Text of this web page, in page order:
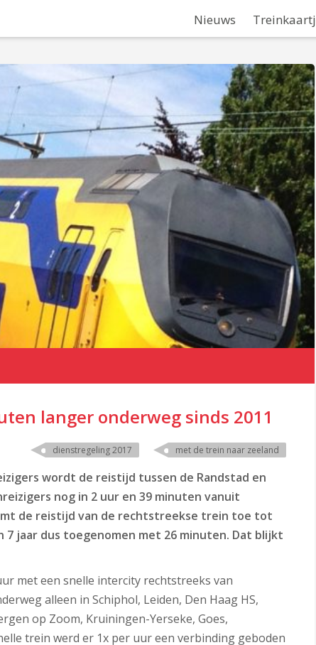
Nieuws
langer onderweg sinds 2011
dienstregeling 2017 met de trein naar zeeland
wordt de reistijd tussen de Randstad en
nog in 2 uur en 39 minuten vanuit
de reistijd van de rechtstreekse trein toe tot
7 jaar dus toegenomen met 26 minuten. Dat blijkt
met een snelle intercity rechtstreeks van
alleen in Schiphol, Leiden, Den Haag HS,
op Zoom, Kruiningen-Yerseke, Goes,
trein werd er 1x per uur een verbinding geboden